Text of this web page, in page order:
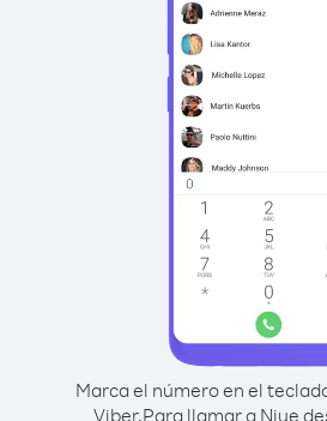
Marca el número en el
Viber.Para llamar a Niue